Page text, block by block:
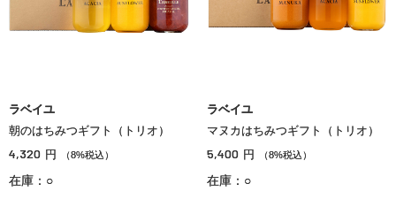
ラベイユ
朝のはちみつギフト（トリオ）
4,320 円 （8%税込）
在庫：○
ラベイユ
マヌカはちみつギフト（トリオ）
5,400 円 （8%税込）
在庫：○